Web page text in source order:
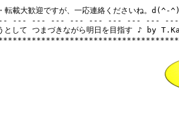
転載大歓迎ですが、一応連絡くださいね。d(^-
--- --- --- --- --- --- --- ---
として つまづきながら明日を目指す ♪ by